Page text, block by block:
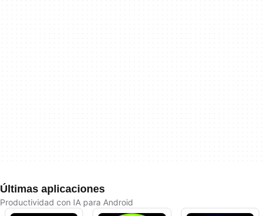
Últimas aplicaciones
Productividad con IA para Android